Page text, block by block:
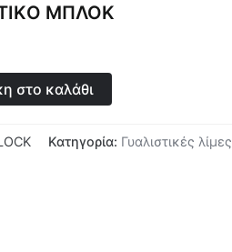
ΜΠΛΟΚ
στο καλάθι
Κατηγορία: Γυαλιστικές λίμες